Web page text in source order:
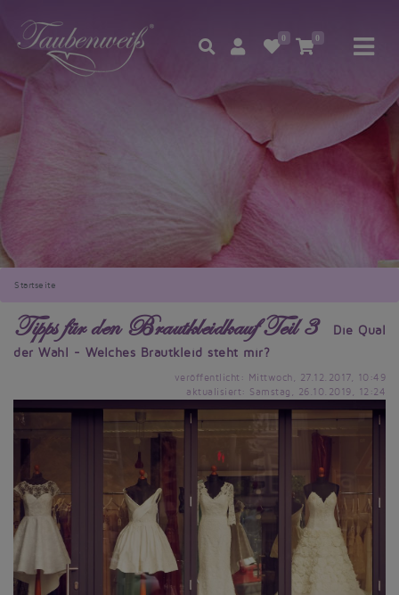
0 0
Startseite
Tipps für den Brautkleidkauf Teil 3
Die Qual
der Wahl - Welches Brautkleid steht mir?
veröffentlicht: Mittwoch, 27.12.2017, 10:49
aktualisiert: Samstag, 26.10.2019, 12:24